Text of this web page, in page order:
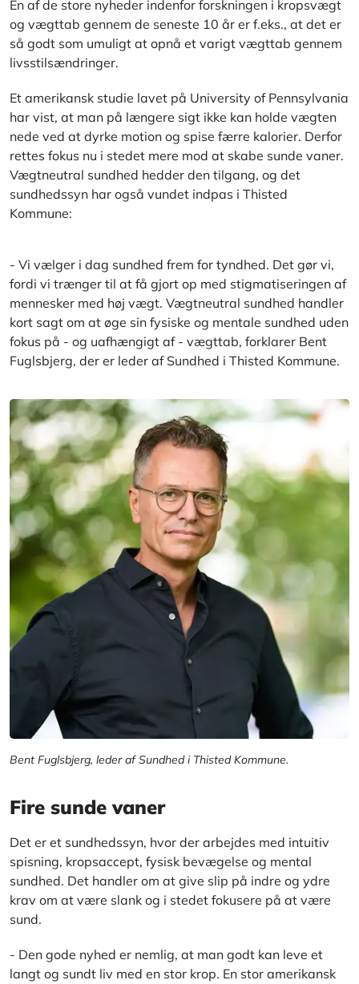
En af de store nyheder indenfor forskningen i kropsvægt
og vægttab gennem de seneste 10 år er f.eks., at det er
så godt som umuligt at opnå et varigt vægttab gennem
livsstilsændringer.
Et amerikansk studie lavet på University of Pennsylvania
har vist, at man på længere sigt ikke kan holde vægten
nede ved at dyrke motion og spise færre kalorier. Derfor
rettes fokus nu i stedet mere mod at skabe sunde vaner.
Vægtneutral sundhed hedder den tilgang, og det
sundhedssyn har også vundet indpas i Thisted
Kommune:
- Vi vælger i dag sundhed frem for tyndhed. Det gør vi,
fordi vi trænger til at få gjort op med stigmatiseringen af
mennesker med høj vægt. Vægtneutral sundhed handler
kort sagt om at øge sin fysiske og mentale sundhed uden
fokus på - og uafhængigt af - vægttab, forklarer Bent
Fuglsbjerg, der er leder af Sundhed i Thisted Kommune.
Bent Fuglsbjerg, leder af Sundhed i Thisted Kommune.
Fire sunde vaner
Det er et sundhedssyn, hvor der arbejdes med intuitiv
spisning, kropsaccept, fysisk bevægelse og mental
sundhed. Det handler om at give slip på indre og ydre
krav om at være slank og i stedet fokusere på at være
sund.
- Den gode nyhed er nemlig, at man godt kan leve et
langt og sundt liv med en stor krop. En stor amerikansk